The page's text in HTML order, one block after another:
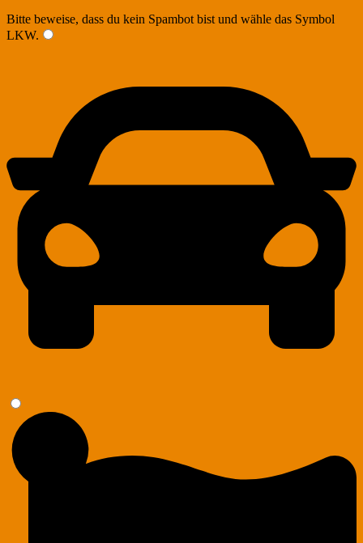
Bitte beweise, dass du kein Spambot bist und wähle das Symbol
LKW.